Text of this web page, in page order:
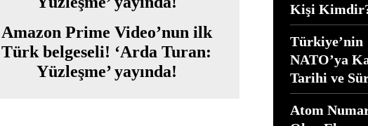
Amazon Prime Video’nun ilk
Türk belgeseli! ‘Arda Turan:
Yüzleşme’ yayında!
Kişi
Türkiye’nin
NATO’ya
Tarihi ve
Atom